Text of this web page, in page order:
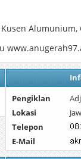
Alumunium,
Pengiklan
Lokasi
Telepon
E-Mail